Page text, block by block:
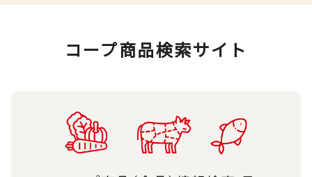
コープ商品検索サイト